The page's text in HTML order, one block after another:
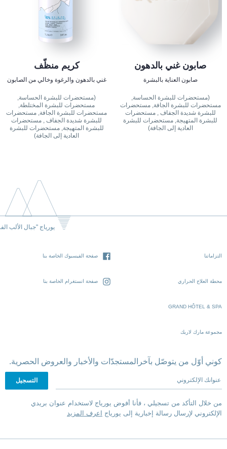
صابون غني بالدهون
صابون العناية بالبشرة
(مستحضرات للبشرة الحساسة,
مستحضرات للبشرة الجافة, مستحضرات
للبشرة شديدة الجفاف , مستحضرات
للبشرة المتهيجة, مستحضرات للبشرة
العادية إلى الجافة)
كريم منظّف
غني بالدهون والرغوة وخالي من الصابون
(مستحضرات للبشرة الحساسة,
مستحضرات للبشرة المختلطة,
مستحضرات للبشرة الجافة, مستحضرات
للبشرة شديدة الجفاف , مستحضرات
للبشرة المتهيجة, مستحضرات للبشرة
العادية إلى الجافة)
يورياج "جبال الألب
التزاماتنا
محطة العلاج الحراري
GRAND HÔTEL & SPA
مجموعة مارك لاريك
صفحة الفيسبوك الخاصة بنا
صفحة انستغرام الخاصة بنا
كوني أوّل من يتوصّل بآخرالمستجدّات والأخبار والعروض الحصرية.
عنوانك الإلكتروني
من خلال التأكد من تسجيلي ، فأنا أفوض يورياج لاستخدام عنوان بريدي
الإلكتروني لإرسال رسالة إخبارية إلى يورياج
اعرف المزيد